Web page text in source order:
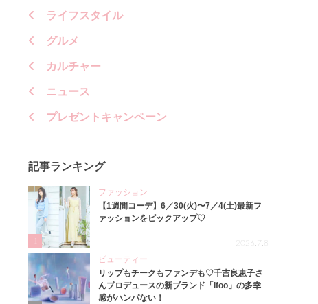
ライフスタイル
グルメ
カルチャー
ニュース
プレゼントキャンペーン
記事ランキング
ファッション
【1週間コーデ】6／30(火)〜7／4(土)最新フ
ァッションをピックアップ♡
2026.7.8
ビューティー
リップもチークもファンデも♡千吉良恵子さ
んプロデュースの新ブランド「ifoo」の多幸
感がハンパない！